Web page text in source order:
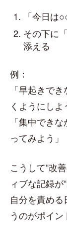
「今日は
その下に
添える
例：
「早起きで
くようにしよ
「集中でき
ってみよう」
こうして“改
ィブな記録が
自分を責める
うのがポイン